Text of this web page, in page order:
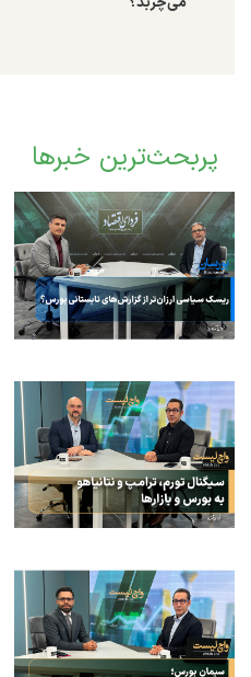
پربحث‌ترین خبرها